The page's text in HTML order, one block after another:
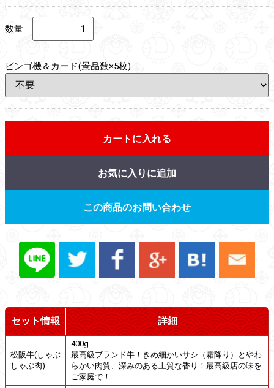
数量
ビンゴ機＆カード(景品数×5枚)
カートに入れる
お気に入りに追加
この商品のお問い合わせ
セット情報 詳細
松阪牛(しゃぶ
しゃぶ肉)
400g
最高級ブランド牛！きめ細かいサシ（霜降り）とやわ
らかい肉質、深みのある上質な香り！最高級店の味を
ご家庭で！